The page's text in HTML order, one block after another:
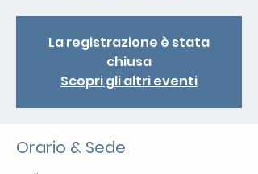
La registrazione è stata
chiusa
Scopri gli altri eventi
Orario & Sede